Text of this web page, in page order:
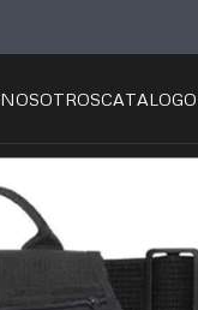
NOSOTROSCATALOGO